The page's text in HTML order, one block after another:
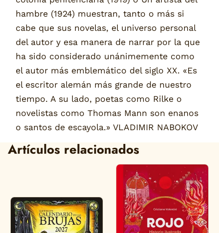
hambre (1924) muestran, tanto o más si
cabe que sus novelas, el universo personal
del autor y esa manera de narrar por la que
ha sido considerado unánimemente como
el autor más emblemático del siglo XX. «Es
el escritor alemán más grande de nuestro
tiempo. A su lado, poetas como Rilke o
novelistas como Thomas Mann son enanos
o santos de escayola.» VLADIMIR NABOKOV
Artículos relacionados